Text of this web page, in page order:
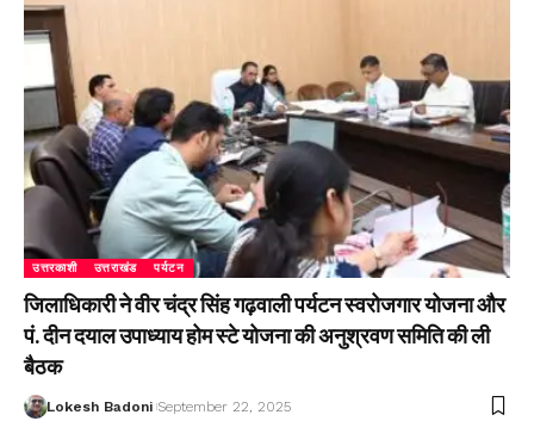
उत्तरकाशी उत्तराखंड पर्यटन
जिलाधिकारी ने वीर चंद्र सिंह गढ़वाली पर्यटन स्वरोजगार योजना और
पं. दीन दयाल उपाध्याय होम स्टे योजना की अनुश्रवण समिति की ली
बैठक
Lokesh Badoni September 22, 2025